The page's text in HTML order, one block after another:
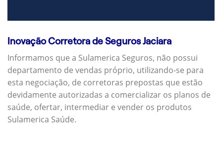
Inovação Corretora de Seguros Jaciara
Informamos que a Sulamerica Seguros, não possui
departamento de vendas próprio, utilizando-se para
esta negociação, de corretoras prepostas que estão
devidamente autorizadas a comercializar os planos de
saúde, ofertar, intermediar e vender os produtos
Sulamerica Saúde.